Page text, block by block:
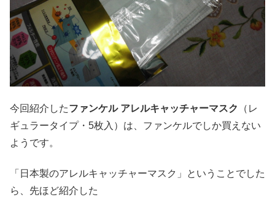
今回紹介したファンケル アレルキャッチャーマスク
（レ
ギュラータイプ・5枚入）は、ファンケルでしか買えない
ようです。
「日本製のアレルキャッチャーマスク」ということでした
ら、先ほど紹介した